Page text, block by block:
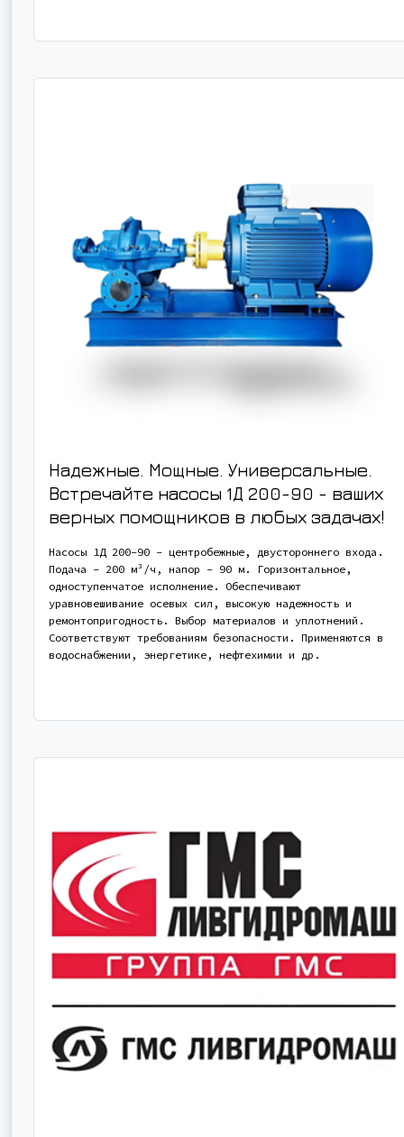
Надежные. Мощные. Универсальные.
Встречайте насосы 1Д 200-90 - ваших
верных помощников в любых задачах!
Насосы 1Д 200-90 - центробежные, двустороннего входа.
Подача - 200 м³/ч, напор - 90 м. Горизонтальное,
одноступенчатое исполнение. Обеспечивают
уравновешивание осевых сил, высокую надежность и
ремонтопригодность. Выбор материалов и уплотнений.
Соответствуют требованиям безопасности. Применяются в
водоснабжении, энергетике, нефтехимии и др.